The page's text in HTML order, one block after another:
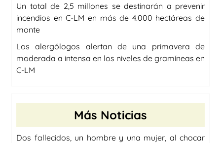
Un total de 2,5 millones se destinarán a prevenir
incendios en C-LM en más de 4.000 hectáreas de
monte
Los alergólogos alertan de una primavera de
moderada a intensa en los niveles de gramíneas en
C-LM
Más Noticias
Dos fallecidos, un hombre y una mujer, al chocar